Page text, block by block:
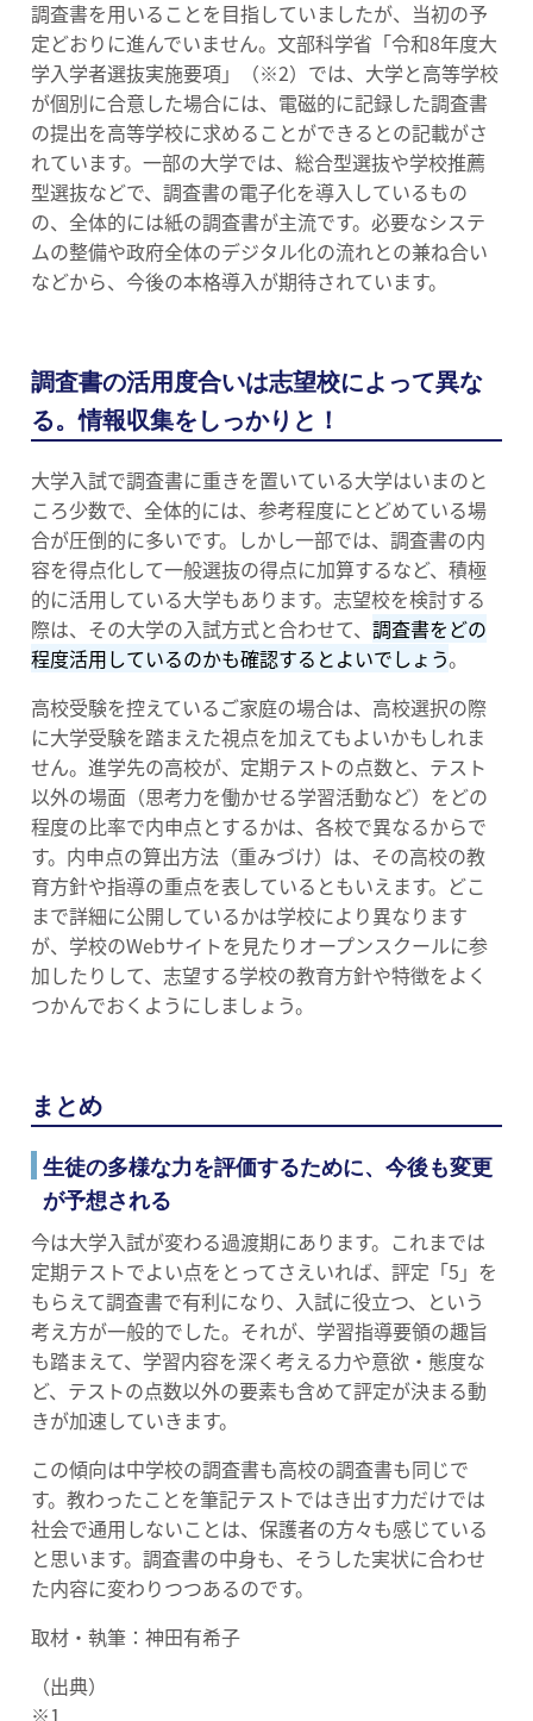
調査書を用いることを目指していましたが、当初の予
定どおりに進んでいません。文部科学省「令和8年度大
学入学者選抜実施要項」（※2）では、大学と高等学校
が個別に合意した場合には、電磁的に記録した調査書
の提出を高等学校に求めることができるとの記載がさ
れています。一部の大学では、総合型選抜や学校推薦
型選抜などで、調査書の電子化を導入しているもの
の、全体的には紙の調査書が主流です。必要なシステ
ムの整備や政府全体のデジタル化の流れとの兼ね合い
などから、今後の本格導入が期待されています。
調査書の活用度合いは志望校によって異な
る。情報収集をしっかりと！
大学入試で調査書に重きを置いている大学はいまのと
ころ少数で、全体的には、参考程度にとどめている場
合が圧倒的に多いです。しかし一部では、調査書の内
容を得点化して一般選抜の得点に加算するなど、積極
的に活用している大学もあります。志望校を検討する
際は、その大学の入試方式と合わせて、 調査書をどの
程度活用しているのかも確認するとよいでしょう。
高校受験を控えているご家庭の場合は、高校選択の際
に大学受験を踏まえた視点を加えてもよいかもしれま
せん。進学先の高校が、定期テストの点数と、テスト
以外の場面（思考力を働かせる学習活動など）をどの
程度の比率で内申点とするかは、各校で異なるからで
す。内申点の算出方法（重みづけ）は、その高校の教
育方針や指導の重点を表しているともいえます。どこ
まで詳細に公開しているかは学校により異なります
が、学校のWebサイトを見たりオープンスクールに参
加したりして、志望する学校の教育方針や特徴をよく
つかんでおくようにしましょう。
まとめ
生徒の多様な力を評価するために、今後も変更
が予想される
今は大学入試が変わる過渡期にあります。これまでは
定期テストでよい点をとってさえいれば、評定「5」を
もらえて調査書で有利になり、入試に役立つ、という
考え方が一般的でした。それが、学習指導要領の趣旨
も踏まえて、学習内容を深く考える力や意欲・態度な
ど、テストの点数以外の要素も含めて評定が決まる動
きが加速していきます。
この傾向は中学校の調査書も高校の調査書も同じで
す。教わったことを筆記テストではき出す力だけでは
社会で通用しないことは、保護者の方々も感じている
と思います。調査書の中身も、そうした実状に合わせ
た内容に変わりつつあるのです。
取材・執筆：神田有希子
（出典）